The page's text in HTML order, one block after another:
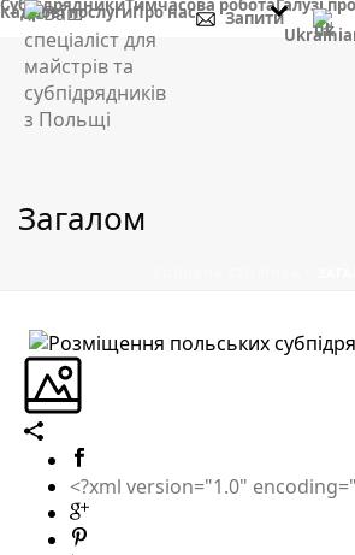
СубпідрядникиТимчасова роботаГалузі
Кадрові послугиПро нас
Запити
Загалом
<?xml version="1.0"